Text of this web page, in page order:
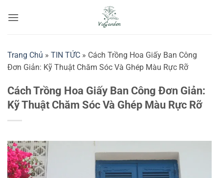
qua
Trang Chủ » TIN TỨC » Cách Trồng Hoa Giấy Ban Công
Đơn Giản: Kỹ Thuật Chăm Sóc Và Ghép Màu Rực Rỡ
Cách Trồng Hoa Giấy Ban Công Đơn Giản:
Kỹ Thuật Chăm Sóc Và Ghép Màu Rực Rỡ